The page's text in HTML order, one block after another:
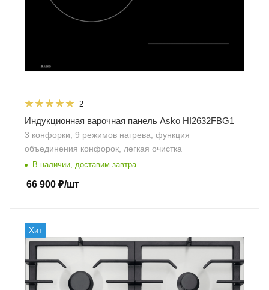
2
Индукционная варочная панель Asko HI2632FBG1
3 конфорки, 9 режимов нагрева, функция
объединения конфорок, легкая очистка
В наличии, доставим завтра
66 900 ₽/шт
Хит